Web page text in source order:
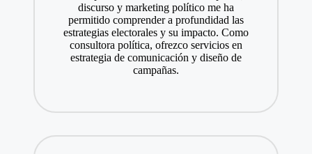
discurso y marketing político me ha
permitido comprender a profundidad las
estrategias electorales y su impacto. Como
consultora política, ofrezco servicios en
estrategia de comunicación y diseño de
campañas.